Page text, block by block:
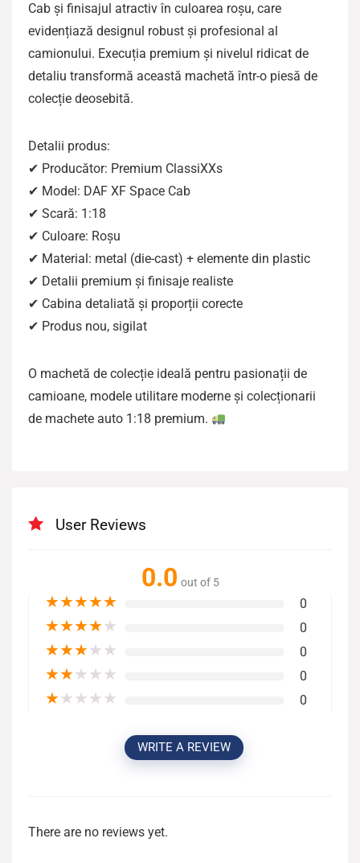
Cab și finisajul atractiv în culoarea roșu, care
evidențiază designul robust și profesional al
camionului. Execuția premium și nivelul ridicat de
detaliu transformă această machetă într-o piesă de
colecție deosebită.
Detalii produs:
✔ Producător: Premium ClassiXXs
✔ Model: DAF XF Space Cab
✔ Scară: 1:18
✔ Culoare: Roșu
✔ Material: metal (die-cast) + elemente din plastic
✔ Detalii premium și finisaje realiste
✔ Cabina detaliată și proporții corecte
✔ Produs nou, sigilat
O machetă de colecție ideală pentru pasionații de
camioane, modele utilitare moderne și colecționarii
de machete auto 1:18 premium.
User Reviews
0.0 out of 5
★★★★★ 0
★★★★★ 0
★★★★★ 0
★★★★★ 0
★★★★★ 0
WRITE A REVIEW
There are no reviews yet.